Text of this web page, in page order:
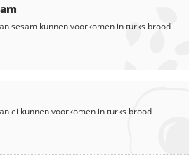
sesam kunnen voorkomen inturks brood
ei kunnen voorkomen inturks brood